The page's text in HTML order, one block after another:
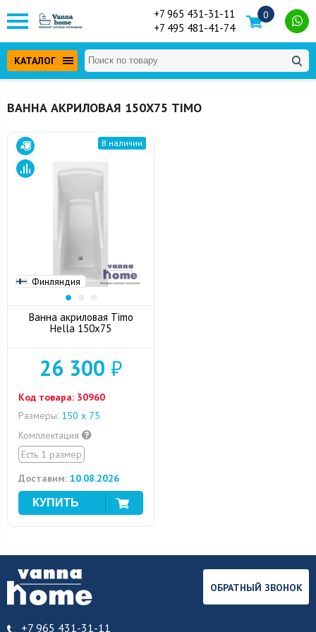
+7 965 431-31-11
+7 495 481-41-74
0
КАТАЛОГ
ВАННА АКРИЛОВАЯ 150Х75 TIMO
Финляндия
В наличии
Ванна акриловая Timo
Hella 150x75
26 300 ₽
Код товара: 30960
Размеры: 150 х 75
Комплектация
Есть 1 размер
Доставим: 10.08.2026
+7 965 431-31-11
ОБРАТНЫЙ ЗВОНОК